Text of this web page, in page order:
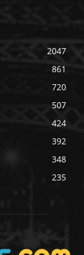
2047
861
720
507
424
392
348
235